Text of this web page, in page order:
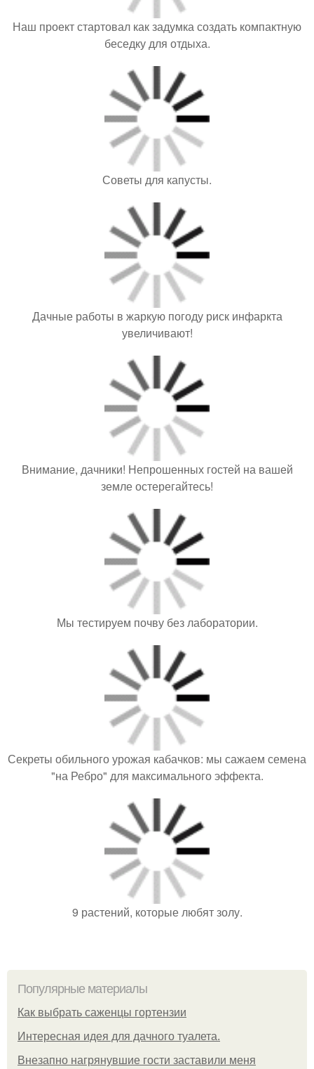
Наш проект стартовал как задумка создать компактную
беседку для отдыха.
Советы для капусты.
Дачные работы в жаркую погоду риск инфаркта
увеличивают!
Внимание, дачники! Непрошенных гостей на вашей
земле остерегайтесь!
Мы тестируем почву без лаборатории.
Секреты обильного урожая кабачков: мы сажаем семена
"на Ребро" для максимального эффекта.
9 растений, которые любят золу.
Популярные материалы
Как выбрать саженцы гортензии
Интересная идея для дачного туалета.
Внезапно нагрянувшие гости заставили меня